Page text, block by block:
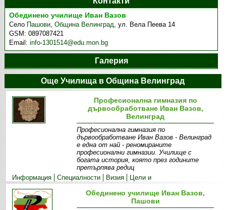
Обединено училище Иван Вазов
Село Пашови,Община Велинград,ул. Вела Пеева 14
GSM:0897087421
Email:info-1301514@edu.mon.bg
Галерия
Още Училища в Община Велинград
Професионална гимназия по
дървообработване Иван Вазов,
Велинград
Професионална гимназия по
дървообработване Иван Вазов - Велинград
е една от най - реномираните
професионални гимназии. Училище с
богата история, която през годините
претърпява редиц
Информация
Специалности Визия
Цели и
приоритети
Екип
Обединено училище Иван Вазов,
Пашови